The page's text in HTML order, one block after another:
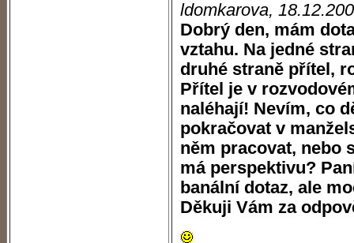
ldomkarova,
Dobrý den, mám
vztahu. Na jedné
druhé straně přítel,
Přítel je v
naléhají! Nevím, co
pokračovat v
něm pracovat, nebo
má perspektivu?
banální dotaz, ale
Děkuji Vám za